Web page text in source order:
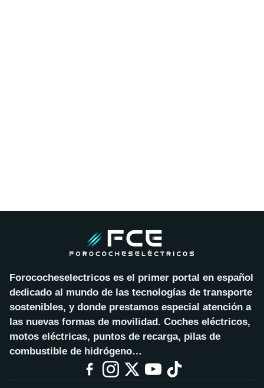
Forococheselectricos es el primer portal en español
dedicado al mundo de las tecnologías de transporte
sostenibles, y donde prestamos especial atención a
las nuevas formas de movilidad. Coches eléctricos,
motos eléctricas, puntos de recarga, pilas de
combustible de hidrógeno…